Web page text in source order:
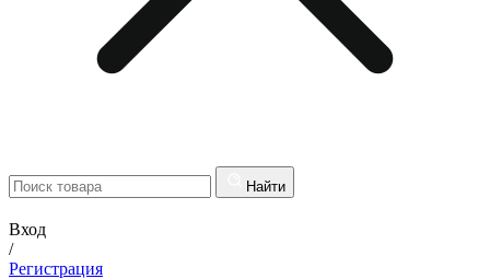
Найти
Вход
/
Регистрация